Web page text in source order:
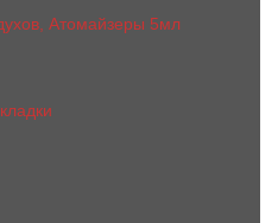
Атомайзеры 5мл